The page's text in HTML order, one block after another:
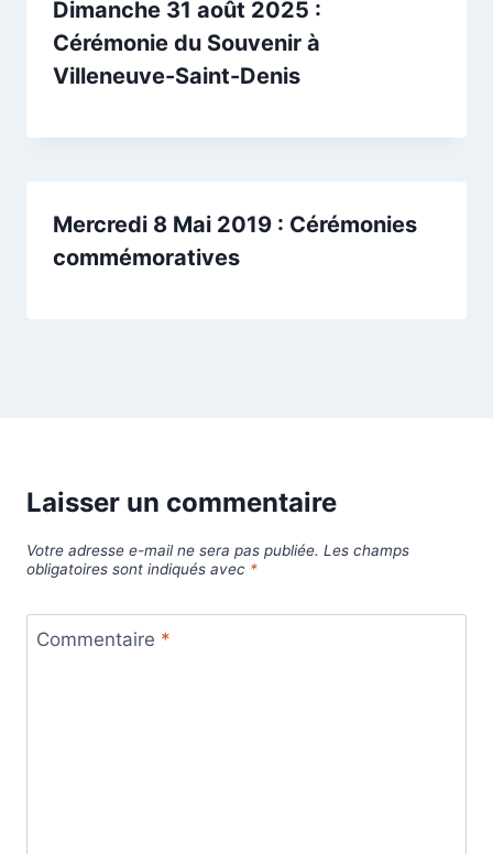
Dimanche 31 août 2025 :
Cérémonie du Souvenir à
Villeneuve-Saint-Denis
Mercredi 8 Mai 2019 : Cérémonies
commémoratives
Laisser un commentaire
Votre adresse e-mail ne sera pas publiée. Les champs
obligatoires sont indiqués avec *
Commentaire *